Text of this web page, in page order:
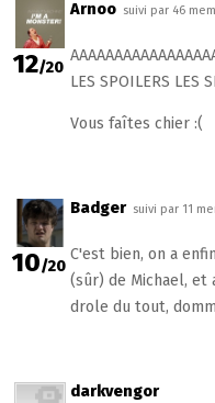
12/20
Arnoo suivi par 46
LES SPOILERS LES
Vous faîtes chier :(
10/20
Badger suivi par 11
C'est bien, on a
(sûr) de Michael, et
drole du tout,
darkvengor